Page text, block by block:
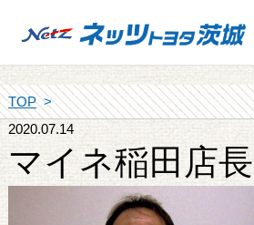
TOP
2020.07.14
マイネ稲田店長